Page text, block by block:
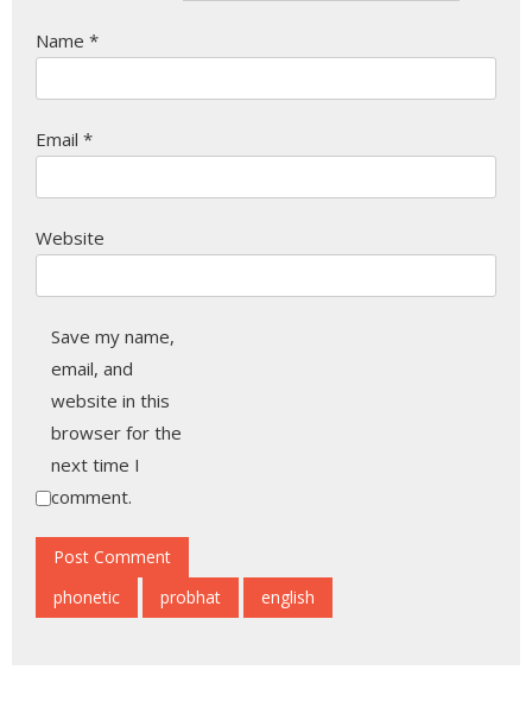
Name *
Email *
Website
Save my name,
email, and
website in this
browser for the
next time I
comment.